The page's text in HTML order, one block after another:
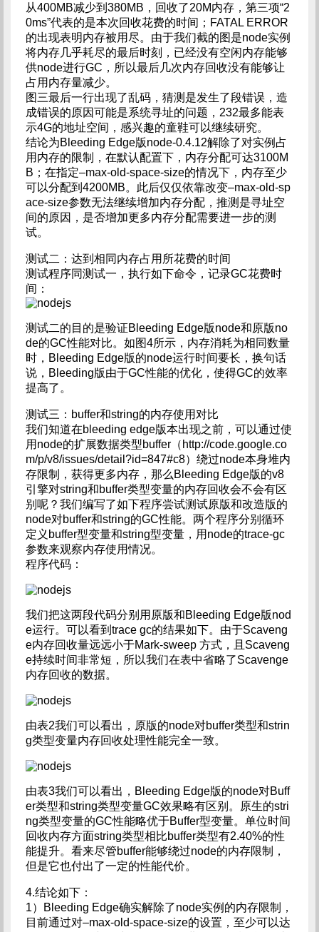
从400MB减少到380MB，回收了20M内存，第三项“2
0ms”代表的是本次回收花费的时间；FATAL ERROR
的出现表明内存被用尽。由于我们截的图是node实例
将内存几乎耗尽的最后时刻，已经没有空闲内存能够
供node进行GC，所以最后几次内存回收没有能够让
占用内存量减少。
图三最后一行出现了乱码，猜测是发生了段错误，造
成错误的原因可能是系统寻址的问题，232最多能表
示4G的地址空间，感兴趣的童鞋可以继续研究。
结论为Bleeding Edge版node-0.4.12解除了对实例占
用内存的限制，在默认配置下，内存分配可达3100M
B；在指定–max-old-space-size的情况下，内存至少
可以分配到4200MB。此后仅仅依靠改变–max-old-sp
ace-size参数无法继续增加内存分配，推测是寻址空
间的原因，是否增加更多内存分配需要进一步的测
试。
测试二：达到相同内存占用所花费的时间
测试程序同测试一，执行如下命令，记录GC花费时
间：
测试二的目的是验证Bleeding Edge版node和原版no
de的GC性能对比。如图4所示，内存消耗为相同数量
时，Bleeding Edge版的node运行时间要长，换句话
说，Bleeding版由于GC性能的优化，使得GC的效率
提高了。
测试三：buffer和string的内存使用对比
我们知道在bleeding edge版本出现之前，可以通过使
用node的扩展数据类型buffer（http://code.google.co
m/p/v8/issues/detail?id=847#c8）绕过node本身堆内
存限制，获得更多内存，那么Bleeding Edge版的v8
引擎对string和buffer类型变量的内存回收会不会有区
别呢？我们编写了如下程序尝试测试原版和改造版的
node对buffer和string的GC性能。两个程序分别循环
定义buffer型变量和string型变量，用node的trace-gc
参数来观察内存使用情况。
程序代码：
我们把这两段代码分别用原版和Bleeding Edge版nod
e运行。可以看到trace gc的结果如下。由于Scaveng
e内存回收量远远小于Mark-sweep 方式，且Scaveng
e持续时间非常短，所以我们在表中省略了Scavenge
内存回收的数据。
由表2我们可以看出，原版的node对buffer类型和strin
g类型变量内存回收处理性能完全一致。
由表3我们可以看出，Bleeding Edge版的node对Buff
er类型和string类型变量GC效果略有区别。原生的stri
ng类型变量的GC性能略优于Buffer型变量。单位时间
回收内存方面string类型相比buffer类型有2.40%的性
能提升。看来尽管buffer能够绕过node的内存限制，
但是它也付出了一定的性能代价。
4.结论如下：
1）Bleeding Edge确实解除了node实例的内存限制，
目前通过对–max-old-space-size的设置，至少可以达